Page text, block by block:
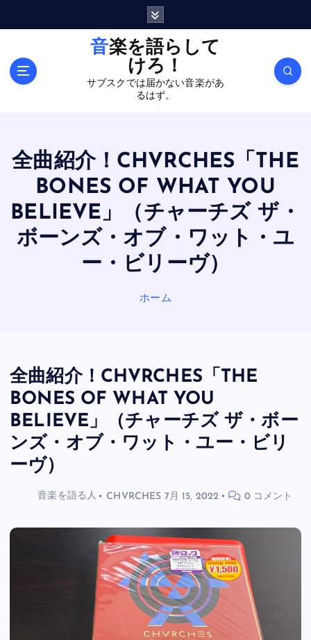
音楽を語らして
けろ！
サブスクでは届かない音楽があ
るはず。
全曲紹介！CHVRCHES「THE
BONES OF WHAT YOU
BELIEVE」（チャーチズ ザ・
ボーンズ・オブ・ワット・ユ
ー・ビリーヴ）
ホーム
全曲紹介！CHVRCHES「THE
BONES OF WHAT YOU
BELIEVE」（チャーチズ ザ・ボー
ンズ・オブ・ワット・ユー・ビリ
ーヴ）
音楽を語る人 CHVRCHES 7月 15, 2022 0 コメント